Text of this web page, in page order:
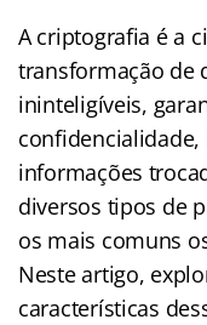
A criptografia é a
transformação de
ininteligíveis,
informações
diversos tipos de
os mais comuns
Neste artigo,
características